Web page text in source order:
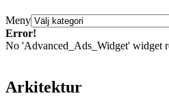
Meny
Error!
No 'Advanced_Ads_Widget' widget
Arkitektur